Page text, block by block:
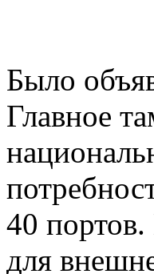
Было
Главное
40
для